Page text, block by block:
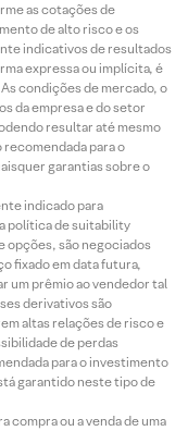
as cotações de
de alto risco e os
indicativos de resultados
expressa ou implícita, é
condições de mercado, o
da empresa e do setor
resultar até mesmo
para o
garantias sobre o
indicado para
política de suitability
opções, são negociados
fixado em data futura,
um prêmio ao vendedor tal
derivativos são
altas relações de risco e
de perdas
para o investimento
garantido neste tipo de
compra ou a venda de uma